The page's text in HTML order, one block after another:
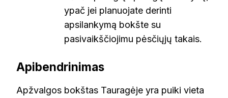
ypač jei planuojate derinti
apsilankymą bokšte su
pasivaikščiojimu pėsčiųjų takais.
Apibendrinimas
Apžvalgos bokštas Tauragėje yra puiki vieta